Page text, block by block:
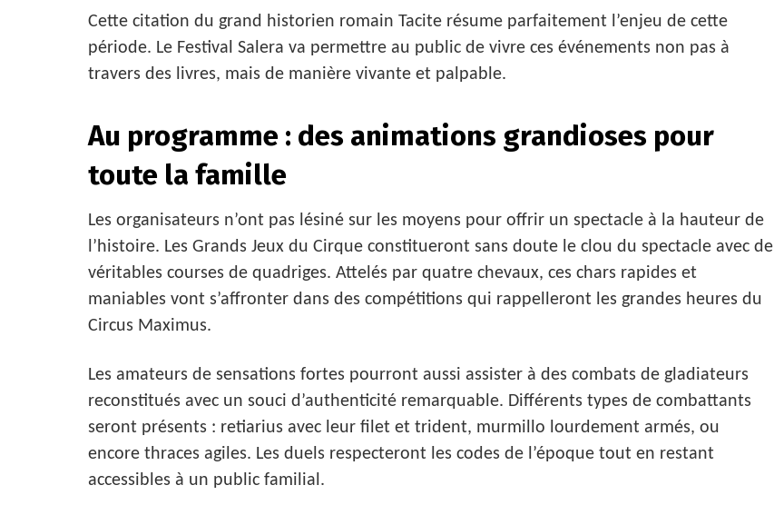
Cette citation du grand historien romain Tacite résume parfaitement l’enjeu de cette
période. Le Festival Salera va permettre au public de vivre ces événements non pas à
travers des livres, mais de manière vivante et palpable.
Au programme : des animations grandioses pour
toute la famille
Les organisateurs n’ont pas lésiné sur les moyens pour offrir un spectacle à la hauteur de
l’histoire. Les Grands Jeux du Cirque constitueront sans doute le clou du spectacle avec de
véritables courses de quadriges. Attelés par quatre chevaux, ces chars rapides et
maniables vont s’affronter dans des compétitions qui rappelleront les grandes heures du
Circus Maximus.
Les amateurs de sensations fortes pourront aussi assister à des combats de gladiateurs
reconstitués avec un souci d’authenticité remarquable. Différents types de combattants
seront présents : retiarius avec leur filet et trident, murmillo lourdement armés, ou
encore thraces agiles. Les duels respecteront les codes de l’époque tout en restant
accessibles à un public familial.